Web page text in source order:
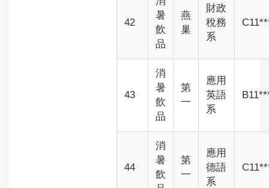
42
暑
飲
品
燕
巢
財政
稅務
系
43
消
暑
飲
品
第
一
應用
英語
系
44
消
暑
飲
第
一
應用
德語
系